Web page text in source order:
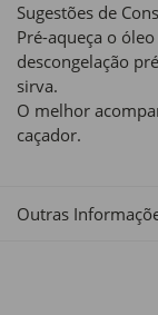
Sugestões de
Pré-aqueça o
descongelação
sirva.
O melhor
caçador.
Outras